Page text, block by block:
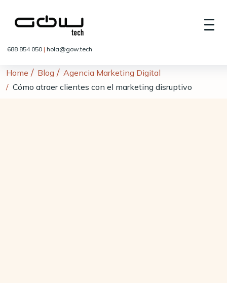
688 854 050 | hola@gow.tech
Home Blog
Agencia Marketing Digital
Cómo atraer clientes con el marketing disruptivo